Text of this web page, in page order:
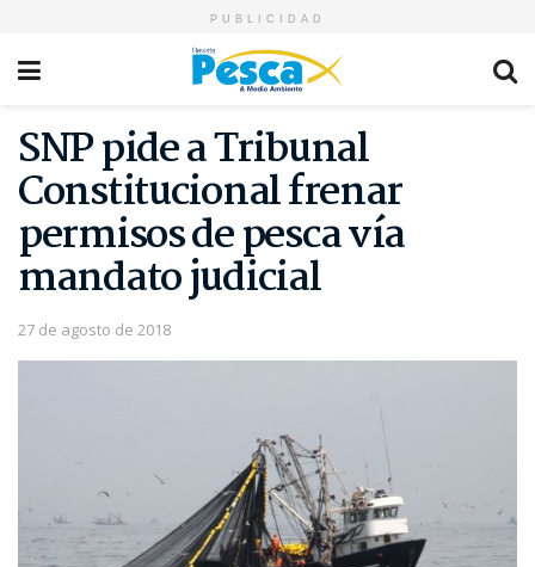
PUBLICIDAD
SNP pide a Tribunal
Constitucional frenar
permisos de pesca vía
mandato judicial
27 de agosto de 2018